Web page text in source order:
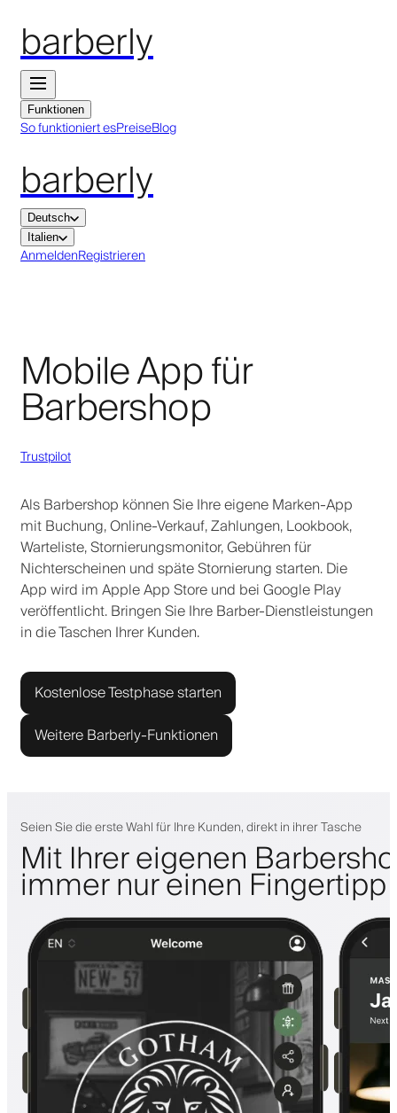
barberly
Funktionen
So funktioniert esPreiseBlog
barberly
Deutsch
Italien
AnmeldenRegistrieren
Mobile App für
Barbershop
Trustpilot
Als Barbershop können Sie Ihre eigene Marken-App
mit Buchung, Online-Verkauf, Zahlungen, Lookbook,
Warteliste, Stornierungsmonitor, Gebühren für
Nichterscheinen und späte Stornierung starten. Die
App wird im Apple App Store und bei Google Play
veröffentlicht. Bringen Sie Ihre Barber-Dienstleistungen
in die Taschen Ihrer Kunden.
Kostenlose Testphase starten
Weitere Barberly-Funktionen
Seien Sie die erste Wahl für Ihre Kunden, direkt in ihrer Tasche
Mit Ihrer eigenen
immer nur einen